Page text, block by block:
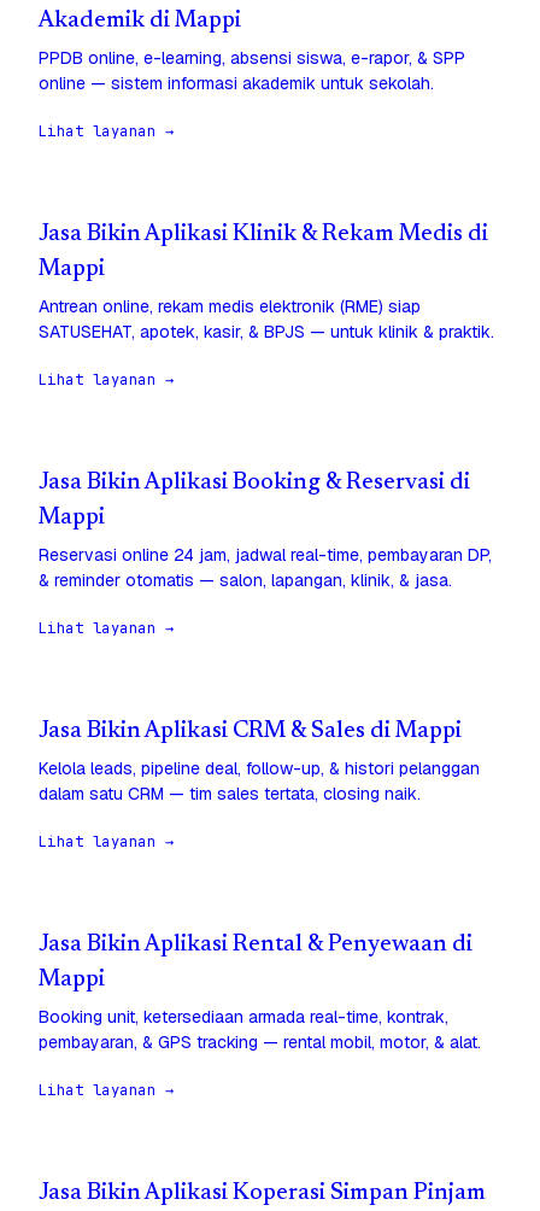
Akademik di Mappi
PPDB online, e-learning, absensi siswa, e-rapor, & SPP
online — sistem informasi akademik untuk sekolah.
Lihat layanan →
Jasa Bikin Aplikasi Klinik & Rekam Medis di
Mappi
Antrean online, rekam medis elektronik (RME) siap
SATUSEHAT, apotek, kasir, & BPJS — untuk klinik & praktik.
Lihat layanan →
Jasa Bikin Aplikasi Booking & Reservasi di
Mappi
Reservasi online 24 jam, jadwal real-time, pembayaran DP,
& reminder otomatis — salon, lapangan, klinik, & jasa.
Lihat layanan →
Jasa Bikin Aplikasi CRM & Sales di Mappi
Kelola leads, pipeline deal, follow-up, & histori pelanggan
dalam satu CRM — tim sales tertata, closing naik.
Lihat layanan →
Jasa Bikin Aplikasi Rental & Penyewaan di
Mappi
Booking unit, ketersediaan armada real-time, kontrak,
pembayaran, & GPS tracking — rental mobil, motor, & alat.
Lihat layanan →
Jasa Bikin Aplikasi Koperasi Simpan Pinjam